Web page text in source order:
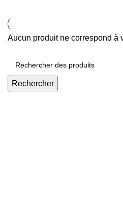
Aucun produit ne correspond à
Rechercher